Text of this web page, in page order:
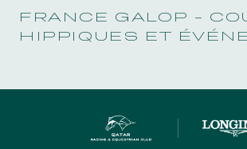
ABONNEMENTS ANNUELS
FRANCE GALOP -
HIPPIQUES ET